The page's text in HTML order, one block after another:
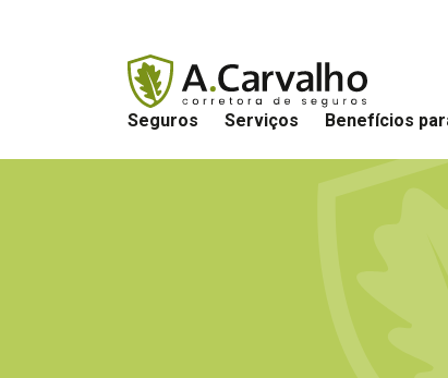
Seguros Serviços Benefícios